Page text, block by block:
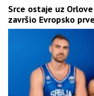
Srce ostaje uz
završio Evropsko